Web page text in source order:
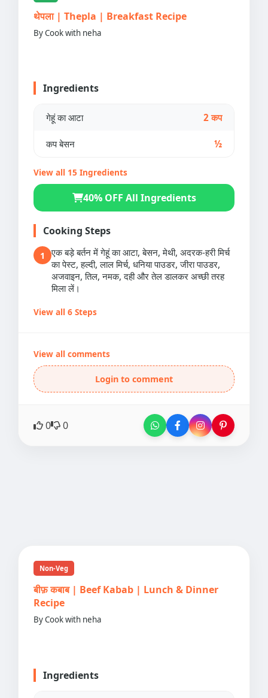
थेपला | Thepla | Breakfast Recipe
By Cook with neha
Ingredients
गेहूं का आटा 2 कप
कप बेसन ½
View all 15 Ingredients
40% OFF All Ingredients
Cooking Steps
1
एक बड़े बर्तन में गेहूं का आटा, बेसन, मेथी, अदरक-हरी मिर्च
का पेस्ट, हल्दी, लाल मिर्च, धनिया पाउडर, जीरा पाउडर,
अजवाइन, तिल, नमक, दही और तेल डालकर अच्छी तरह
मिला लें।
View all 6 Steps
View all comments
Login to comment
0 0
Non-Veg
बीफ़ कबाब | Beef Kabab | Lunch & Dinner
Recipe
By Cook with neha
Ingredients